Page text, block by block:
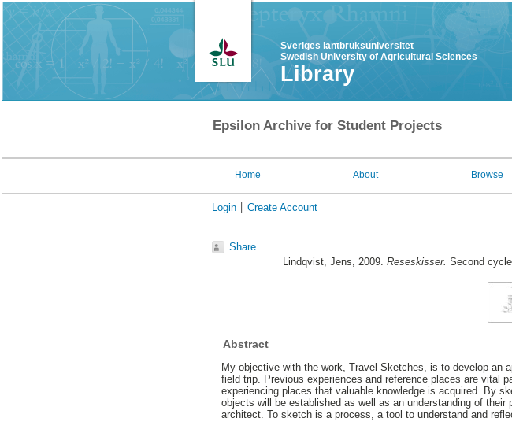
Sveriges lantbruksuniversitet
Swedish University of Agricultural Sciences
Library
Epsilon Archive for Student Projects
Home About Browse
Login Create Account
Share
Lindqvist, Jens, 2009. Reseskisser. Second
Abstract
My objective with the work, Travel Sketches, is to develop an
field trip. Previous experiences and reference places are vital
experiencing places that valuable knowledge is acquired. By
objects will be established as well as an understanding of
architect. To sketch is a process, a tool to understand and